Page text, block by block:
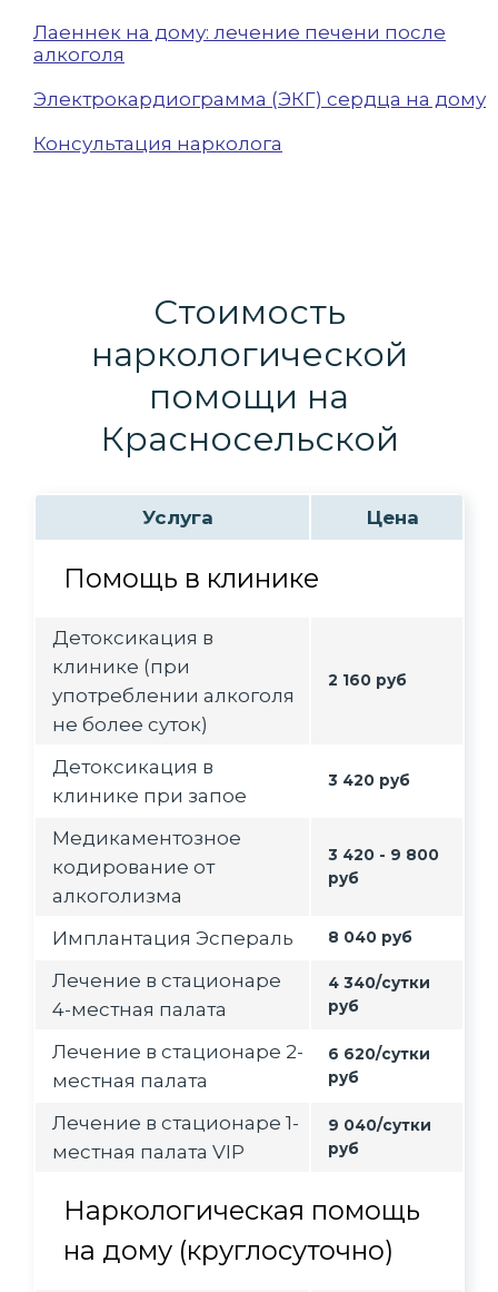
Лаеннек на дому: лечение печени после
алкоголя
Электрокардиограмма (ЭКГ) сердца на дому
Консультация нарколога
Стоимость
наркологической
помощи на
Красносельской
Услуга Цена
Помощь в клинике
Детоксикация в
клинике (при
употреблении алкоголя
не более суток)
2 160 руб
Детоксикация в
клинике при запое
3 420 руб
Медикаментозное
кодирование от
алкоголизма
3 420 - 9 800
руб
Имплантация Эспераль 8 040 руб
Лечение в стационаре
4-местная палата
4 340/сутки
руб
Лечение в стационаре 2-
местная палата
6 620/сутки
руб
Лечение в стационаре 1-
местная палата VIP
9 040/сутки
руб
Наркологическая помощь
на дому (круглосуточно)